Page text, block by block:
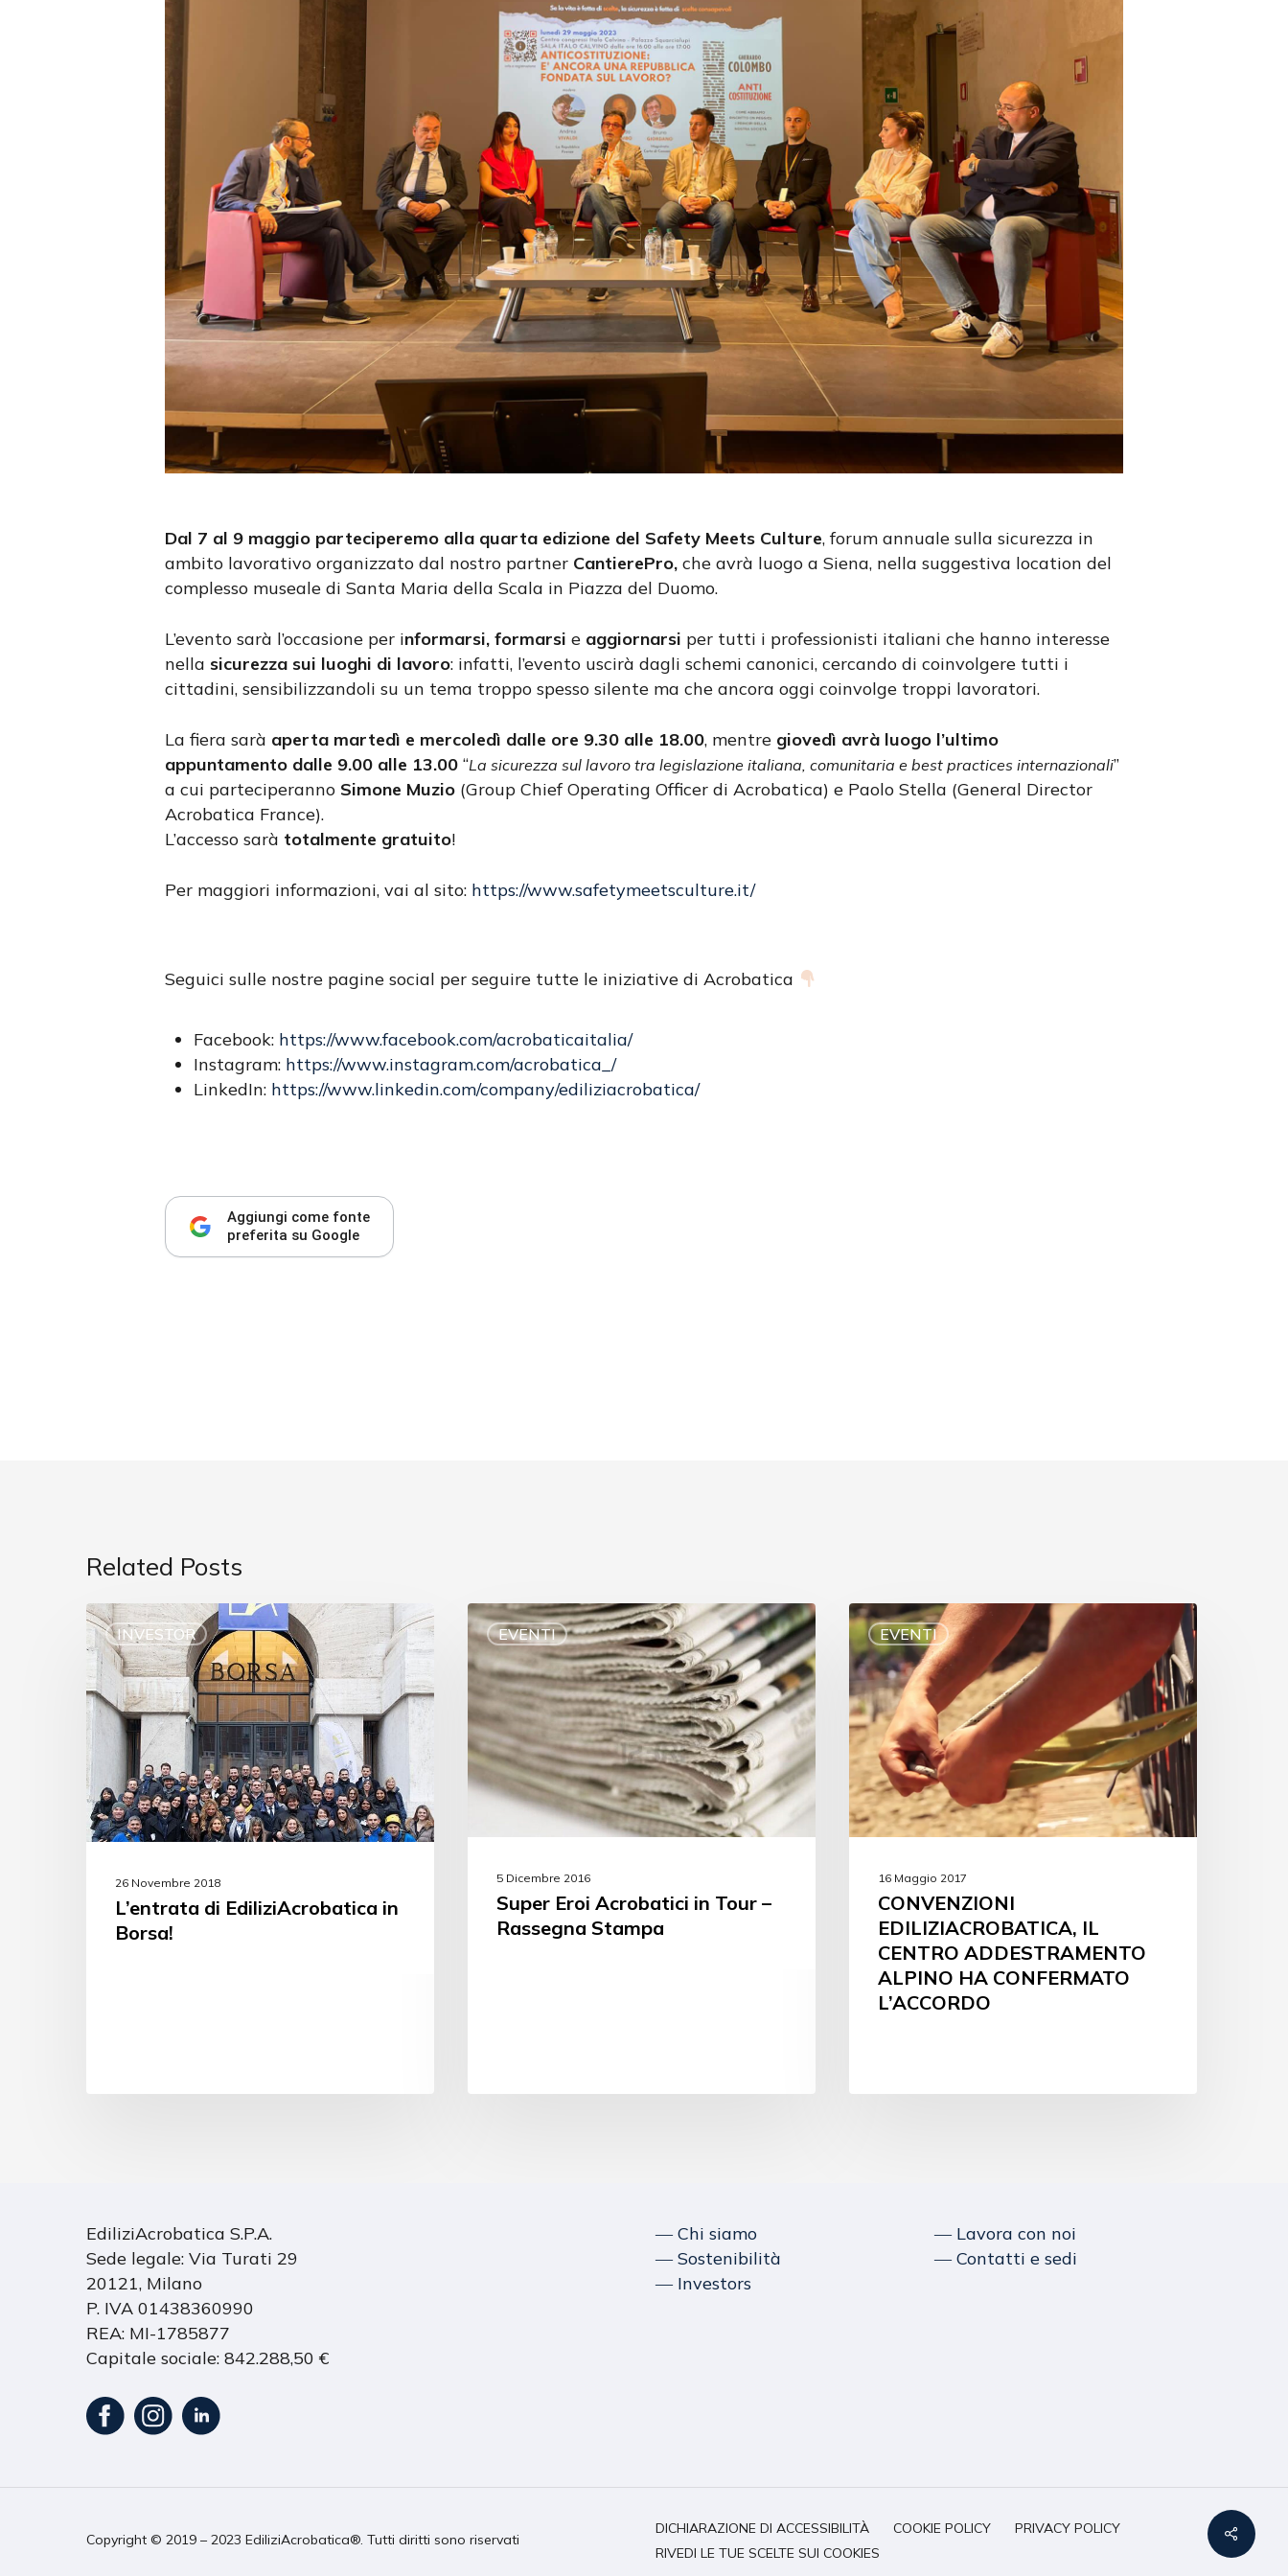
Dal 7 al 9 maggio parteciperemo alla quarta edizione del Safety Meets Culture, forum annuale sulla sicurezza in
ambito lavorativo organizzato dal nostro partner CantierePro, che avrà luogo a Siena, nella suggestiva location del
complesso museale di Santa Maria della Scala in Piazza del Duomo.
L’evento sarà l’occasione per informarsi, formarsi e aggiornarsi per tutti i professionisti italiani che hanno interesse
nella sicurezza sui luoghi di lavoro: infatti, l’evento uscirà dagli schemi canonici, cercando di coinvolgere tutti i
cittadini, sensibilizzandoli su un tema troppo spesso silente ma che ancora oggi coinvolge troppi lavoratori.
La fiera sarà aperta martedì e mercoledì dalle ore 9.30 alle 18.00, mentre giovedì avrà luogo l’ultimo
appuntamento dalle 9.00 alle 13.00 “La sicurezza sul lavoro tra legislazione italiana, comunitaria e best practices internazionali”
a cui parteciperanno Simone Muzio (Group Chief Operating Officer di Acrobatica) e Paolo Stella (General Director
Acrobatica France).
L’accesso sarà totalmente gratuito!
Per maggiori informazioni, vai al sito: https://www.safetymeetsculture.it/
Seguici sulle nostre pagine social per seguire tutte le iniziative di Acrobatica
Facebook: https://www.facebook.com/acrobaticaitalia/
Instagram: https://www.instagram.com/acrobatica_/
LinkedIn: https://www.linkedin.com/company/ediliziacrobatica/
Aggiungi come fonte
preferita su Google
Related Posts
INVESTOR
26 Novembre 2018
L’entrata di EdiliziAcrobatica in
Borsa!
EVENTI
5 Dicembre 2016
Super Eroi Acrobatici in Tour –
Rassegna Stampa
EVENTI
16 Maggio 2017
CONVENZIONI
EDILIZIACROBATICA, IL
CENTRO ADDESTRAMENTO
ALPINO HA CONFERMATO
L’ACCORDO
EdiliziAcrobatica S.P.A.
Sede legale: Via Turati 29
20121, Milano
P. IVA 01438360990
REA: MI-1785877
Capitale sociale: 842.288,50 €
― Chi siamo
― Sostenibilità
― Investors
― Lavora con noi
― Contatti e sedi
Copyright © 2019 – 2023 EdiliziAcrobatica®. Tutti diritti sono riservati
DICHIARAZIONE DI ACCESSIBILITÀ COOKIE POLICY
PRIVACY POLICY
RIVEDI LE TUE SCELTE SUI COOKIES